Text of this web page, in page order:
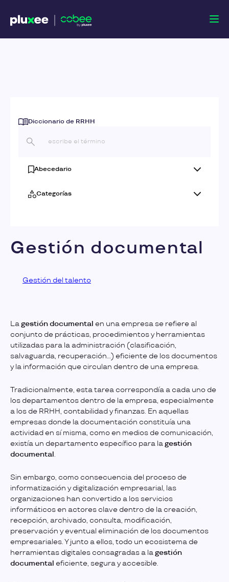
Diccionario de RRHH
Abecedario
Categorías
Gestión documental
Gestión del talento
La gestión documental en una empresa se refiere al
conjunto de prácticas, procedimientos y herramientas
utilizadas para la administración (clasificación,
salvaguarda, recuperación…) eficiente de los documentos
y la información que circulan dentro de una empresa.
Tradicionalmente, esta tarea correspondía a cada uno de
los departamentos dentro de la empresa, especialmente
a los de RRHH, contabilidad y finanzas. En aquellas
empresas donde la documentación constituía una
actividad en sí misma, como en medios de comunicación,
existía un departamento específico para la gestión
documental.
Sin embargo, como consecuencia del proceso de
informatización y digitalización empresarial, las
organizaciones han convertido a los servicios
informáticos en actores clave dentro de la creación,
recepción, archivado, consulta, modificación,
preservación y eventual eliminación de los documentos
empresariales. Y junto a ellos, todo un ecosistema de
herramientas digitales consagradas a la gestión
documental eficiente, segura y accesible.